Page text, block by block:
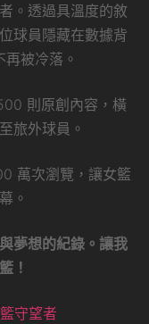
。透過具溫度的敘
球員隱藏在數據背
被冷落。
則原創內容，橫
旅外球員。
萬次瀏覽，讓女籃
。
夢想的紀錄。讓我
！
守望者